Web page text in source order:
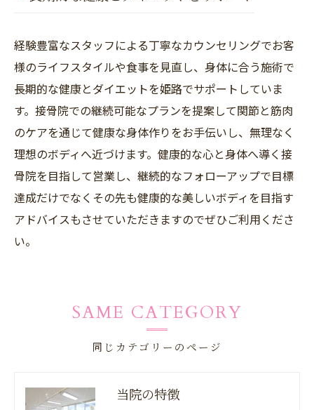
経験豊富なスタッフによる丁寧なカウンセリングでお客
様のライフスタイルや食事を見直し、身体に合う施術で
長期的な健康とダイエットを姫路でサポートしていま
す。接骨院での継続可能なプランを提案して関節と筋肉
のケアを通じて健康な身体作りをお手伝いし、無理なく
理想のボディへ近づけます。健康的な心と身体へ導く接
骨院を目指して営業し、継続的なフォローアップで目標
達成だけでなくその先も健康的な美しいボディを目指す
アドバイスもさせていただきますのでぜひご利用くださ
い。
同じカテゴリーのページ
SAME CATEGORY
当院の特徴